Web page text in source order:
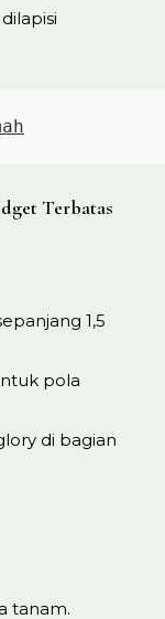
Terbatas
1,5
pola
di bagian
tanam.